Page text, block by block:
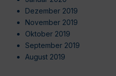
Dezember 2019
November 2019
Oktober 2019
September 2019
August 2019